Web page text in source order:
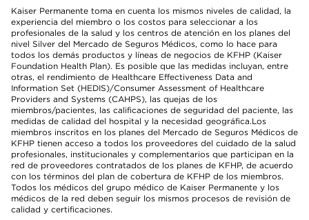
Kaiser Permanente toma en cuenta los mismos niveles de calidad, la
experiencia del miembro o los costos para seleccionar a los
profesionales de la salud y los centros de atención en los planes del
nivel Silver del Mercado de Seguros Médicos, como lo hace para
todos los demás productos y líneas de negocios de KFHP (Kaiser
Foundation Health Plan). Es posible que las medidas incluyan, entre
otras, el rendimiento de Healthcare Effectiveness Data and
Information Set (HEDIS)/Consumer Assessment of Healthcare
Providers and Systems (CAHPS), las quejas de los
miembros/pacientes, las calificaciones de seguridad del paciente, las
medidas de calidad del hospital y la necesidad geográfica.Los
miembros inscritos en los planes del Mercado de Seguros Médicos de
KFHP tienen acceso a todos los proveedores del cuidado de la salud
profesionales, institucionales y complementarios que participan en la
red de proveedores contratados de los planes de KFHP, de acuerdo
con los términos del plan de cobertura de KFHP de los miembros.
Todos los médicos del grupo médico de Kaiser Permanente y los
médicos de la red deben seguir los mismos procesos de revisión de
calidad y certificaciones.